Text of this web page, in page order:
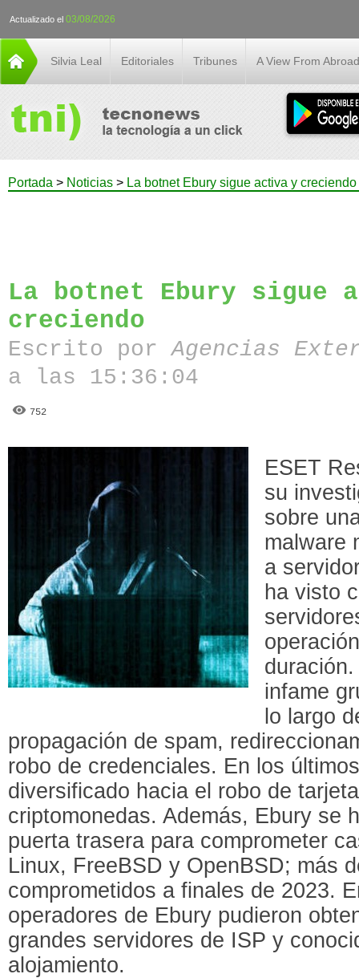
Actualizado el 03/08/2026
Silvia Leal Editoriales Tribunes A View From Abroad
Portada > Noticias > La botnet Ebury sigue activa y creciendo
La botnet Ebury sigue
creciendo
Escrito porAgencias
a las 15:36:04
752
ESET
su
sobre
malware
a
ha visto
infame
lo largo
propagación de spam,
robo de credenciales. En los
diversificado hacia el robo de
criptomonedas. Además, Ebury se
puerta trasera para comprometer
Linux, FreeBSD y OpenBSD; más
comprometidos a finales de 2023.
operadores de Ebury pudieron
grandes servidores de ISP y
alojamiento.